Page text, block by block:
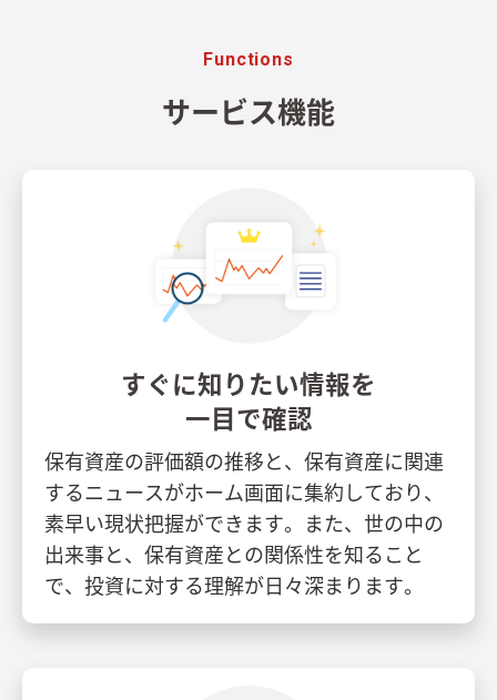
Functions
サービス機能
すぐに知りたい情報を
一目で確認
保有資産の評価額の推移と、保有資産に関連
するニュースがホーム画面に集約しており、
素早い現状把握ができます。また、世の中の
出来事と、保有資産との関係性を知ること
で、投資に対する理解が日々深まります。